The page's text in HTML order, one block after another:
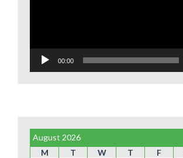
00:00
August 2026
M
T W T F